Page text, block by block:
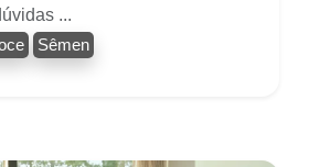
...
Sêmen